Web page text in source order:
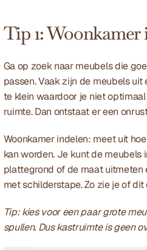
Tip 1: Woonkamer
Ga op zoek naar meubels die
passen. Vaak zijn de meubels
te klein waardoor je niet
ruimte. Dan ontstaat er een
Woonkamer indelen: meet uit
kan worden. Je kunt de meubels
plattegrond of de maat uitmeten
met schilderstape. Zo zie je of
Tip: kies voor een paar grote
spullen. Dus kastruimte is geen